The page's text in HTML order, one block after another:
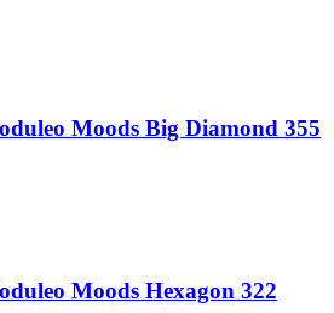
Moods Big Diamond 355
Moods Hexagon 322